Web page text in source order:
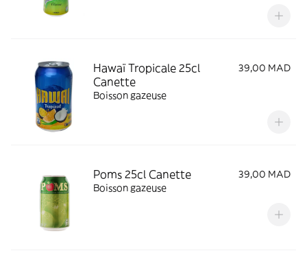
Hawaï Tropicale 25cl
Canette
39,00 MAD
Boisson gazeuse
Poms 25cl Canette
39,00 MAD
Boisson gazeuse